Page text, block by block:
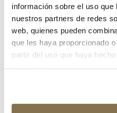
información sobre el uso que
nuestros partners de redes
web, quienes pueden
que les haya proporcionado
partir del uso que haya
¿Has olvidado tu contraseña?